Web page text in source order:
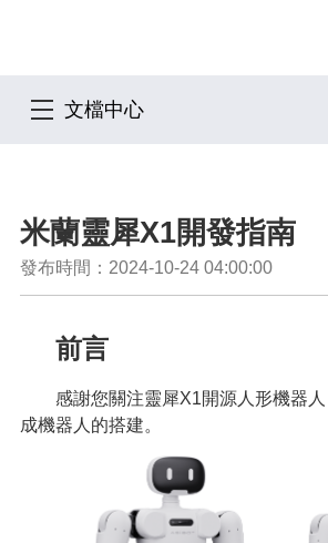
文檔中心
米蘭靈犀X1開發指南
發布時間：2024-10-24 04:00:00
前言
感謝您關注靈犀X1開源人形機器
成機器人的搭建。